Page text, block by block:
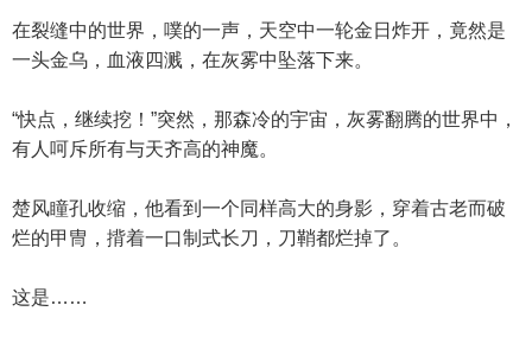
在裂缝中的世界，噗的一声，天空中一轮金日炸开，竟然是
一头金乌，血液四溅，在灰雾中坠落下来。
“快点，继续挖！”突然，那森冷的宇宙，灰雾翻腾的世界中，
有人呵斥所有与天齐高的神魔。
楚风瞳孔收缩，他看到一个同样高大的身影，穿着古老而破
烂的甲冑，揹着一口制式长刀，刀鞘都烂掉了。
这是……